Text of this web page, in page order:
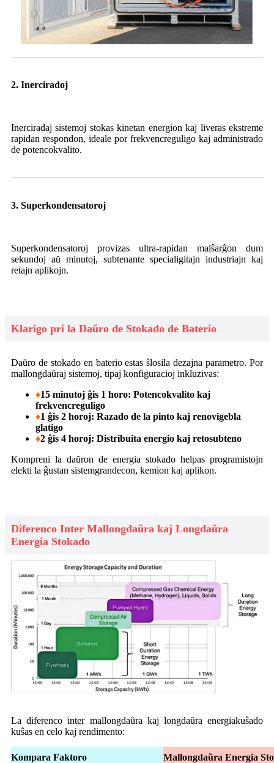
2. Inerciradoj
Inerciradaj sistemoj stokas kinetan energion kaj liveras ekstreme
rapidan respondon, ideale por frekvencreguligo kaj administrado
de potencokvalito.
3. Superkondensatoroj
Superkondensatoroj provizas ultra-rapidan malŝarĝon dum
sekundoj aŭ minutoj, subtenante specialigitajn industriajn kaj
retajn aplikojn.
Klarigo pri la Daŭro de Stokado de Baterio
Daŭro de stokado en baterio estas ŝlosila dezajna parametro. Por
mallongdaŭraj sistemoj, tipaj konfiguracioj inkluzivas:
♦15 minutoj ĝis 1 horo: Potencokvalito kaj
frekvencreguligo
♦1 ĝis 2 horoj: Razado de la pinto kaj renovigebla
glatigo
♦2 ĝis 4 horoj: Distribuita energio kaj retosubteno
Kompreni la daŭron de energia stokado helpas programistojn
elekti la ĝustan sistemgrandecon, kemion kaj aplikon.
Diferenco Inter Mallongdaŭra kaj Longdaŭra
Energia Stokado
La diferenco inter mallongdaŭra kaj longdaŭra energiakuŝado
kuŝas en celo kaj rendimento:
Kompara Faktoro
Mallongdaŭra Energia